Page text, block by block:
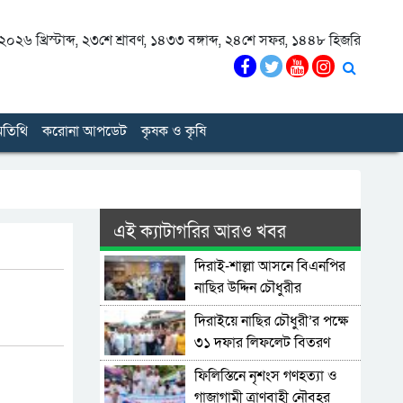
খ্রিস্টাব্দ, ২৩শে শ্রাবণ, ১৪৩৩ বঙ্গাব্দ, ২৪শে সফর, ১৪৪৮ হিজরি
করোনা আপডেট কৃষক ও কৃষি
এই ক্যাটাগরির আরও খবর
দিরাই-শাল্লা আসনে বিএনপির
নাছির উদ্দিন চৌধুরীর
মনোনয়নপত্র সংগ্রহ
দিরাইয়ে নাছির চৌধুরী’র পক্ষে
৩১ দফার লিফলেট বিতরণ
ফিলিস্তিনে নৃশংস গণহত্যা ও
গাজাগামী ত্রাণবাহী নৌবহর